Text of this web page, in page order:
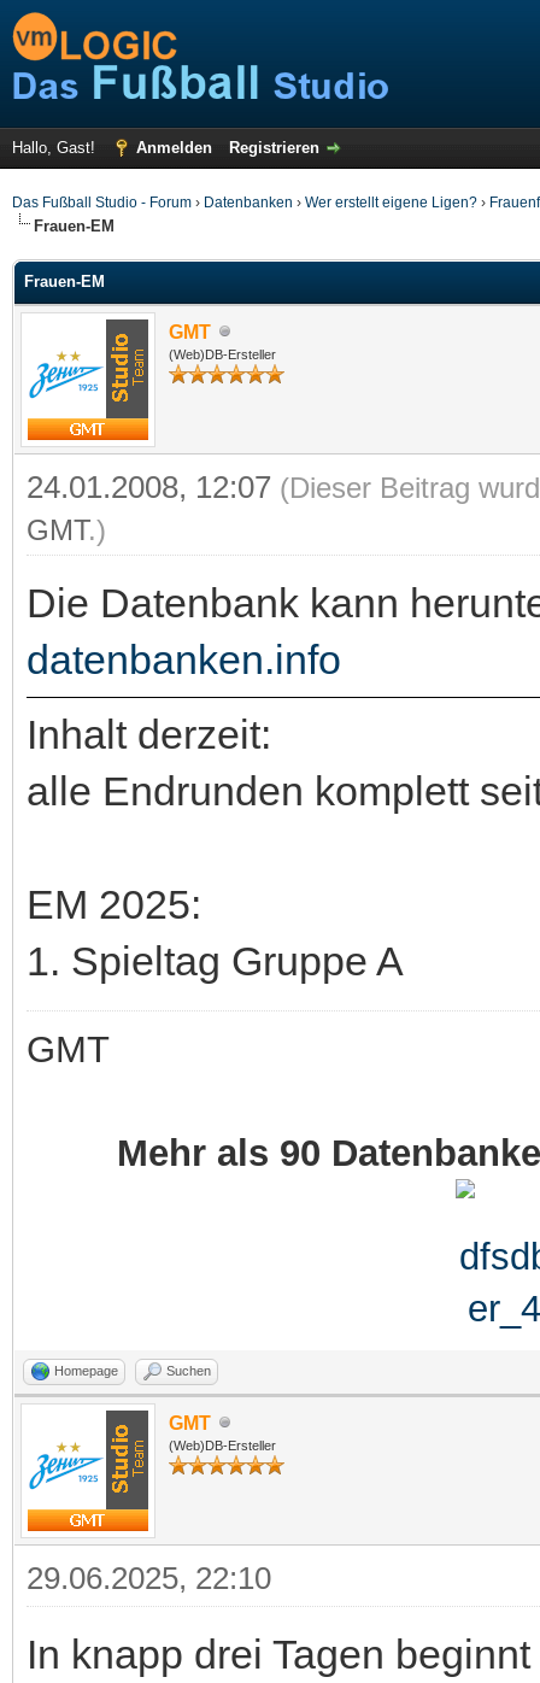
Hallo, Gast! Anmelden Registrieren
Das Fußball Studio - Forum › Datenbanken › Wer erstellt eigene Ligen? ›
Frauen-EM
Frauen-EM
GMT
(Web)DB-Ersteller
24.01.2008, 12:07 (Dieser Beitrag
GMT.)
Die Datenbank kann
datenbanken.info
Inhalt derzeit:
alle Endrunden komplett
EM 2025:
1. Spieltag Gruppe A
GMT
Mehr als 90
Homepage Suchen
GMT
(Web)DB-Ersteller
29.06.2025, 22:10
In knapp drei Tagen